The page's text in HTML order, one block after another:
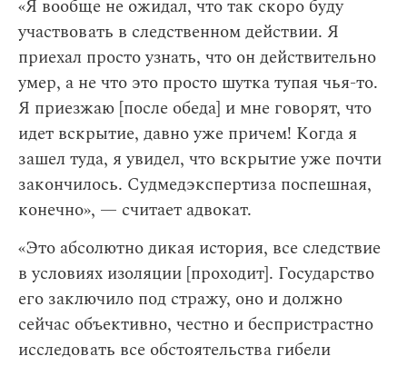
«Я вообще не ожидал, что так скоро буду
участвовать в следственном действии. Я
приехал просто узнать, что он действительно
умер, а не что это просто шутка тупая чья-то.
Я приезжаю [после обеда] и мне говорят, что
идет вскрытие, давно уже причем! Когда я
зашел туда, я увидел, что вскрытие уже почти
закончилось. Судмедэкспертиза поспешная,
конечно», — считает адвокат.
«Это абсолютно дикая история, все следствие
в условиях изоляции [проходит]. Государство
его заключило под стражу, оно и должно
сейчас объективно, честно и беспристрастно
исследовать все обстоятельства гибели